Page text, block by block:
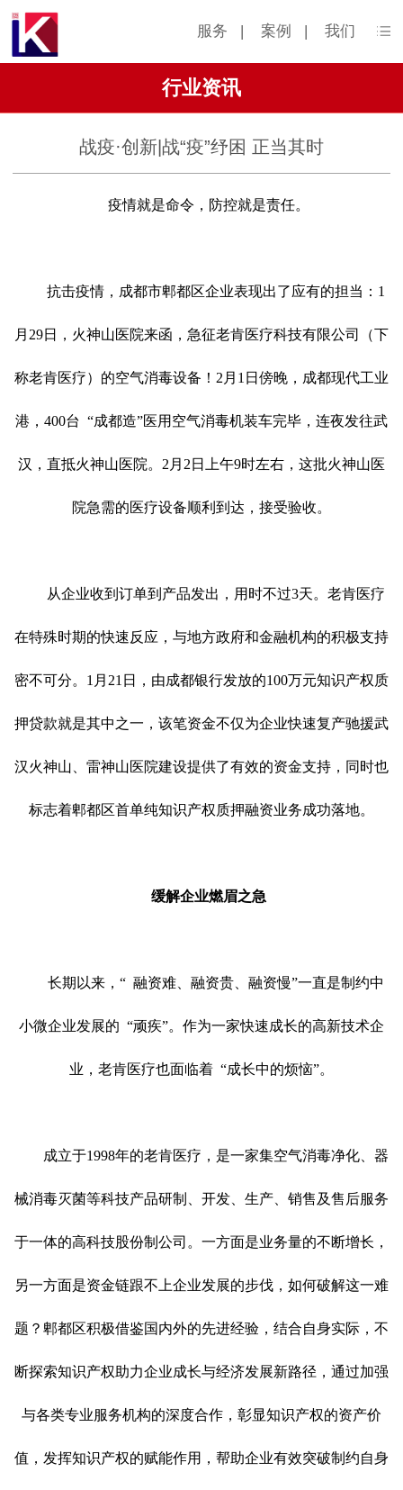
服务 | 案例 | 我们
行业资讯
战疫·创新|战“疫”纾困 正当其时
疫情就是命令，防控就是责任。
抗击疫情，成都市郫都区企业表现出了应有的担当： 1
月29日，火神山医院来函，急征老肯医疗科技有限公司（下
称老肯医疗）的空气消毒设备！2月1日傍晚，成都现代工业
港，400台 “成都造”医用空气消毒机装车完毕，连夜发往武
汉，直抵火神山医院。 2月2日上午9时左右，这批火神山医
院急需的医疗设备顺利到达，接受验收。
从企业收到订单到产品发出，用时不过3天。老肯医疗
在特殊时期的快速反应，与地方政府和金融机构的积极支持
密不可分。1月21日，由成都银行发放的100万元知识产权质
押贷款就是其中之一，该笔资金不仅为企业快速复产驰援武
汉火神山、雷神山医院建设提供了有效的资金支持，同时也
标志着郫都区首单纯知识产权质押融资业务成功落地。
缓解企业燃眉之急
长期以来， “ 融资难、融资贵、融资慢”一直是制约中
小微企业发展的 “顽疾”。作为一家快速成长的高新技术企
业，老肯医疗也面临着 “成长中的烦恼”。
成立于1998年的老肯医疗，是一家集空气消毒净化、器
械消毒灭菌等科技产品研制、开发、生产、销售及售后服务
于一体的高科技股份制公司。一方面是业务量的不断增长，
另一方面是资金链跟不上企业发展的步伐，如何破解这一难
题？郫都区积极借鉴国内外的先进经验，结合自身实际，不
断探索知识产权助力企业成长与经济发展新路径，通过加强
与各类专业服务机构的深度合作，彰显知识产权的资产价
值，发挥知识产权的赋能作用，帮助企业有效突破制约自身